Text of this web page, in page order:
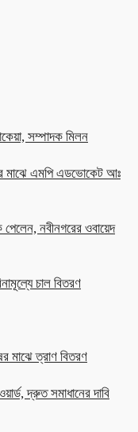
সম্পাদক মিলন
মাঝে এমপি এডভোকেট আঃ
পেলেন, নবীনগরের ওবায়েদ
চাল বিতরণ
মাঝে ত্রাণ বিতরণ
দ্রুত সমাধানের দাবি